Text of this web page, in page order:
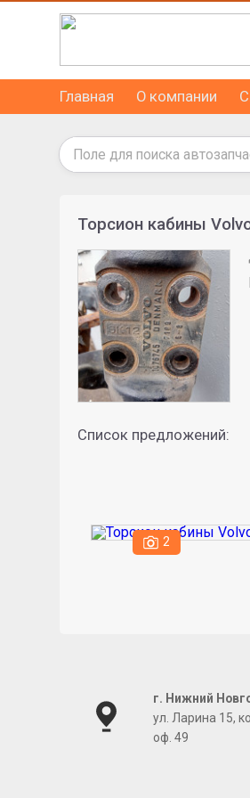
Главная О компании
Торсион кабины
Список предложений:
2
г. Нижний
ул. Ларина 15,
оф. 49